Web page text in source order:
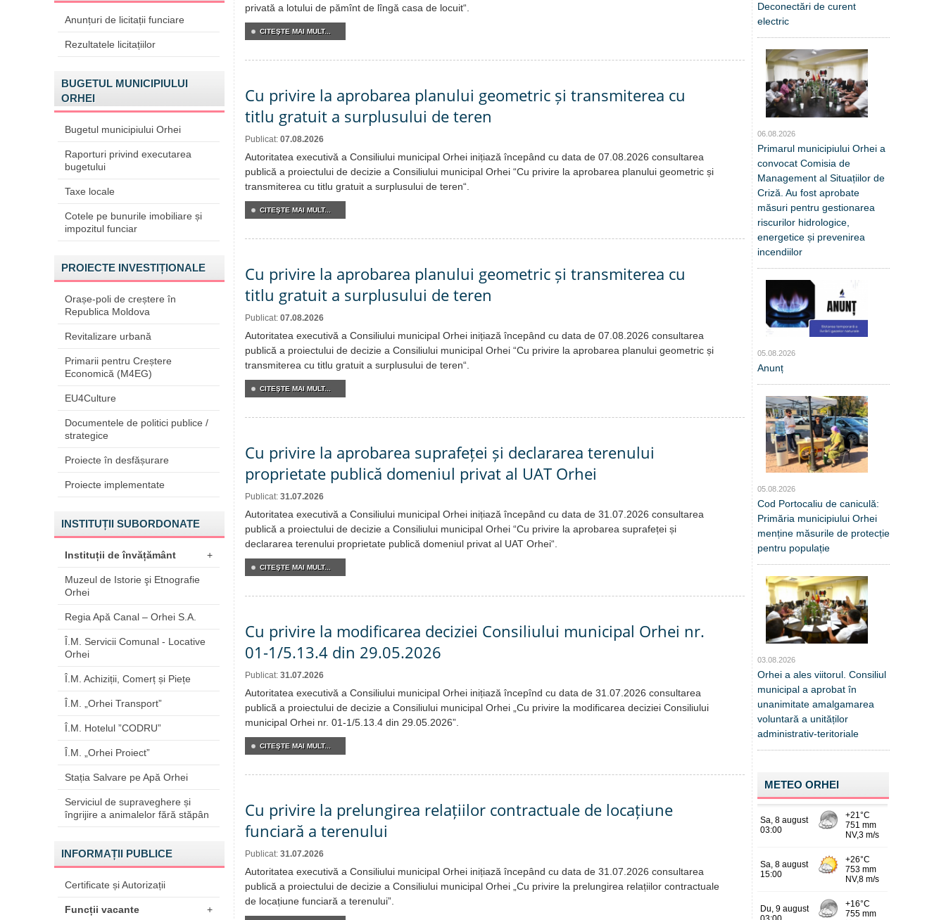
Anunțuri de licitații funciare
Rezultatele licitațiilor
BUGETUL MUNICIPIULUI
ORHEI
Bugetul municipiului Orhei
Raporturi privind executarea
bugetului
Taxe locale
Cotele pe bunurile imobiliare și
impozitul funciar
PROIECTE INVESTIȚIONALE
Orașe-poli de creștere în
Republica Moldova
Revitalizare urbană
Primarii pentru Creștere
Economică (M4EG)
EU4Culture
Documentele de politici publice /
strategice
Proiecte în desfășurare
Proiecte implementate
INSTITUȚII SUBORDONATE
Instituții de învățământ +
Muzeul de Istorie şi Etnografie
Orhei
Regia Apă Canal – Orhei S.A.
Î.M. Servicii Comunal - Locative
Orhei
Î.M. Achiziții, Comerț și Piețe
Î.M. „Orhei Transport”
Î.M. Hotelul ”CODRU”
Î.M. „Orhei Proiect”
Stația Salvare pe Apă Orhei
Serviciul de supraveghere și
îngrijire a animalelor fără stăpân
INFORMAȚII PUBLICE
Certificate și Autorizații
Funcții vacante +
privată a lotului de pămînt de lîngă casa de locuit“.
CITEŞTE MAI MULT...
Cu privire la aprobarea planului geometric și transmiterea cu
titlu gratuit a surplusului de teren
Publicat: 07.08.2026
Autoritatea executivă a Consiliului municipal Orhei inițiază începând cu data de 07.08.2026 consultarea
publică a proiectului de decizie a Consiliului municipal Orhei “Cu privire la aprobarea planului geometric și
transmiterea cu titlu gratuit a surplusului de teren“.
CITEŞTE MAI MULT...
Cu privire la aprobarea planului geometric și transmiterea cu
titlu gratuit a surplusului de teren
Publicat: 07.08.2026
Autoritatea executivă a Consiliului municipal Orhei inițiază începând cu data de 07.08.2026 consultarea
publică a proiectului de decizie a Consiliului municipal Orhei “Cu privire la aprobarea planului geometric și
transmiterea cu titlu gratuit a surplusului de teren“.
CITEŞTE MAI MULT...
Cu privire la aprobarea suprafeței și declararea terenului
proprietate publică domeniul privat al UAT Orhei
Publicat: 31.07.2026
Autoritatea executivă a Consiliului municipal Orhei inițiază începând cu data de 31.07.2026 consultarea
publică a proiectului de decizie a Consiliului municipal Orhei “Cu privire la aprobarea suprafeței și
declararea terenului proprietate publică domeniul privat al UAT Orhei“.
CITEŞTE MAI MULT...
Cu privire la modificarea deciziei Consiliului municipal Orhei nr.
01-1/5.13.4 din 29.05.2026
Publicat: 31.07.2026
Autoritatea executivă a Consiliului municipal Orhei inițiază începînd cu data de 31.07.2026 consultarea
publică a proiectului de decizie a Consiliului municipal Orhei „Cu privire la modificarea deciziei Consiliului
municipal Orhei nr. 01-1/5.13.4 din 29.05.2026”.
CITEŞTE MAI MULT...
Cu privire la prelungirea relațiilor contractuale de locațiune
funciară a terenului
Publicat: 31.07.2026
Autoritatea executivă a Consiliului municipal Orhei inițiază începând cu data de 31.07.2026 consultarea
publică a proiectului de decizie a Consiliului municipal Orhei „Cu privire la prelungirea relațiilor contractuale
de locațiune funciară a terenului”.
Deconectări de curent
electric
06.08.2026
Primarul municipiului Orhei a
convocat Comisia de
Management al Situațiilor de
Criză. Au fost aprobate
măsuri pentru gestionarea
riscurilor hidrologice,
energetice și prevenirea
incendiilor
05.08.2026
Anunț
05.08.2026
Cod Portocaliu de caniculă:
Primăria municipiului Orhei
menține măsurile de protecție
pentru populație
03.08.2026
Orhei a ales viitorul. Consiliul
municipal a aprobat în
unanimitate amalgamarea
voluntară a unităților
administrativ-teritoriale
METEO ORHEI